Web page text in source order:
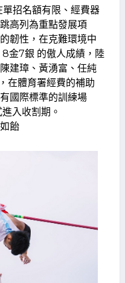
招名額有限、經費器
高列為重點發展項
韌性，在克難環境中
金7銀 的傲人成績，陸
建璋、黃湧富、任純
在體育署經費的補助
國際標準的訓練場
入收割期。
飴